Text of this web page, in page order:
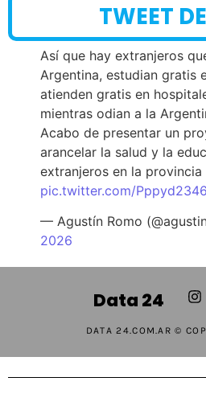
TWEET
Así que hay extranjeros
Argentina, estudian gratis
atienden gratis en
mientras odian a la
Acabo de presentar un
arancelar la salud y la
extranjeros en la provincia
pic.twitter.com/
— Agustín Romo
2026
Data 24
DATA 24.COM.AR ©